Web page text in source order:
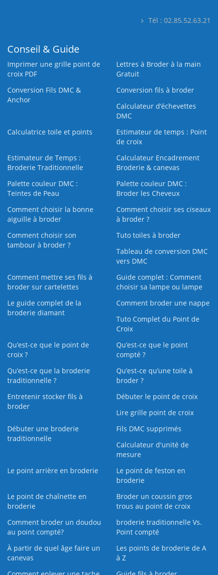
Tél : 02.85.52.63.21
Conseil & Guide
Imprimer une grille point de
croix PDF
Lettres à Broder à la main
Gratuit
Conversion Fils DMC &
Anchor
Conversion fils à broder
Calculateur d’échevettes
DMC
Calculatrice toile et points
Estimateur de temps : Point
de croix
Estimateur de Temps :
Broderie Traditionnelle
Calculateur Encadrement
Broderie & canevas
Palette couleur DMC :
Teintes de Peau
Palette couleur DMC :
Broder les Cheveux
Comment choisir la bonne
aiguille à broder
Comment choisir ses ciseaux
à broder ?
Comment choisir son
tambour à broder ?
Tuto toiles à broder
Tableau de conversion DMC
vers DMC
Comment mettre ses fils à
broder sur cartelettes
Guide complet : Comment
choisir sa lampe ou lampe
Le guide complet de la
broderie diamant
Comment broder une nappe
Tuto Complet du Point de
Croix
Qu’est-ce que le point de
croix ?
Qu’est-ce que le point
compté ?
Qu’est-ce que la broderie
traditionnelle ?
Qu’est‑ce qu’une toile à
broder ?
Entretenir stocker fils à
broder
Débuter le point de croix
Lire grille point de croix
Débuter une broderie
traditionnelle
Fils DMC supprimés
Calculateur d'unité de
mesure
Le point arrière en broderie
Le point de feston en
broderie
Le point de chaînette en
broderie
Broder un coussin gros
trous au point de croix
Comment broder un doudou
au point compté?
broderie traditionnelle Vs.
Point compté
À partir de quel âge faire un
canevas
Les points de broderie de A
à Z